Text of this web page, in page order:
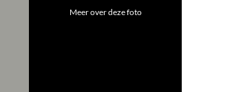
Meer over deze foto